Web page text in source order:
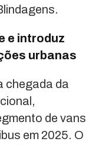
e introduz
urbanas
chegada da
de vans
em 2025. O